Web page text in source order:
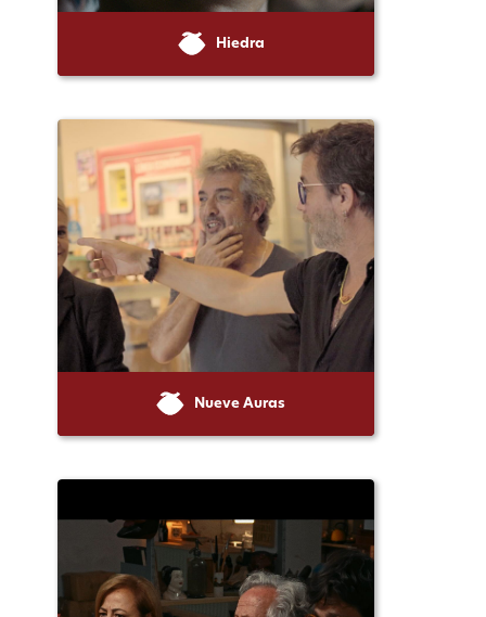
Hiedra
Nueve Auras